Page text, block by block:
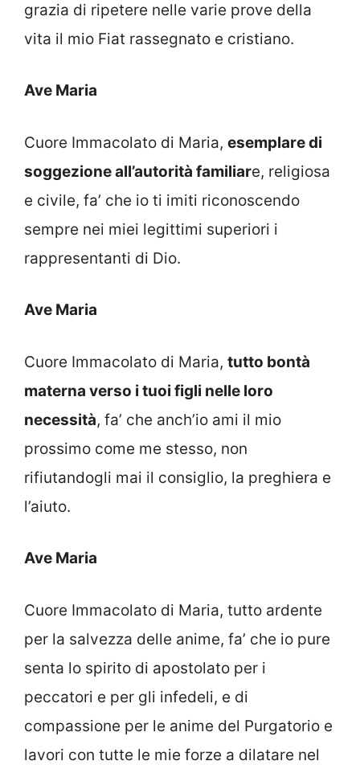
grazia di ripetere nelle varie prove della
vita il mio Fiat rassegnato e cristiano.
Ave Maria
Cuore Immacolato di Maria, esemplare di
soggezione all’autorità familiare, religiosa
e civile, fa’ che io ti imiti riconoscendo
sempre nei miei legittimi superiori i
rappresentanti di Dio.
Ave Maria
Cuore Immacolato di Maria, tutto bontà
materna verso i tuoi figli nelle loro
necessità, fa’ che anch’io ami il mio
prossimo come me stesso, non
rifiutandogli mai il consiglio, la preghiera e
l’aiuto.
Ave Maria
Cuore Immacolato di Maria, tutto ardente
per la salvezza delle anime, fa’ che io pure
senta lo spirito di apostolato per i
peccatori e per gli infedeli, e di
compassione per le anime del Purgatorio e
lavori con tutte le mie forze a dilatare nel